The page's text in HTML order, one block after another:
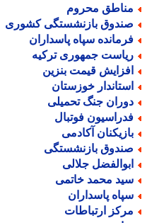
محروم
بازنشستگی کشوری
سپاه پاسداران
جمهوری ترکیه
قیمت بنزین
خوزستان
جنگ تحمیلی
فوتبال
آکادمی
بازنشستگی
جلالی
محمد خاتمی
پاسداران
ارتباطات